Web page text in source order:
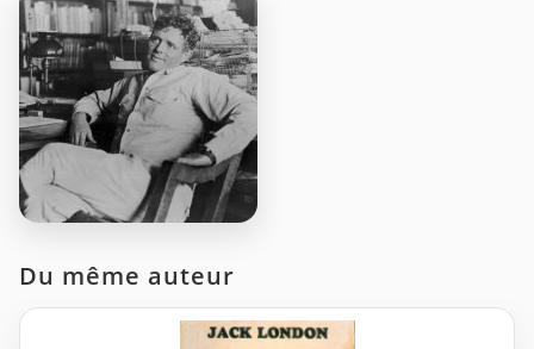
Du même auteur